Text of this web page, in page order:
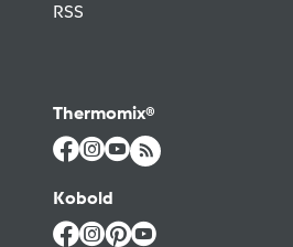
RSS
Thermomix®
Kobold